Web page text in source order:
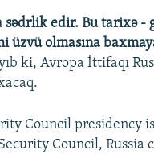
sədrlik edir. Bu tarixə -
üzvü olmasına
ki, Avropa İttifaqı
Council presidency
Council, Russia